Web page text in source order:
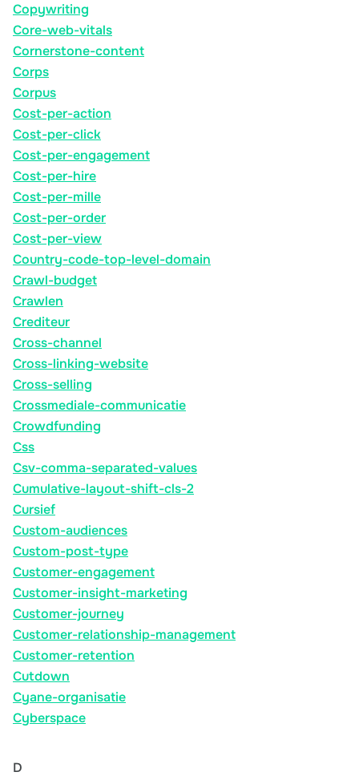
Copywriting
Core-web-vitals
Cornerstone-content
Corps
Corpus
Cost-per-action
Cost-per-click
Cost-per-engagement
Cost-per-hire
Cost-per-mille
Cost-per-order
Cost-per-view
Country-code-top-level-domain
Crawl-budget
Crawlen
Crediteur
Cross-channel
Cross-linking-website
Cross-selling
Crossmediale-communicatie
Crowdfunding
Css
Csv-comma-separated-values
Cumulative-layout-shift-cls-2
Cursief
Custom-audiences
Custom-post-type
Customer-engagement
Customer-insight-marketing
Customer-journey
Customer-relationship-management
Customer-retention
Cutdown
Cyane-organisatie
Cyberspace
D